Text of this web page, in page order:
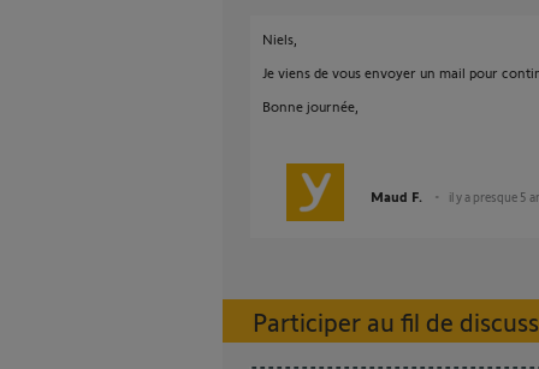
Niels,
Je viens de vous envoyer un mail pour
Bonne journée,
Maud F. il y a presque 5
Participer au fil de